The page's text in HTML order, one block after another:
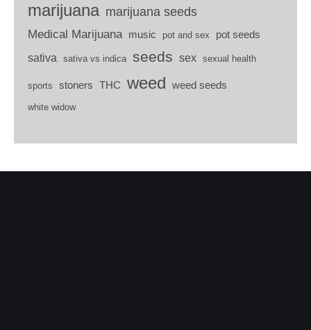
marijuana marijuana seeds
Medical Marijuana
music pot and sex pot seeds
sativa sativa vs indica seeds sex sexual health
sports stoners THC weed weed seeds
white widow